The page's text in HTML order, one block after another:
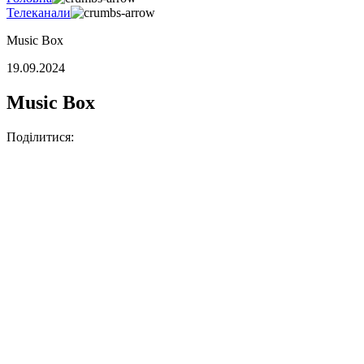
Телеканали
Music Box
19.09.2024
Music Box
Поділитися: